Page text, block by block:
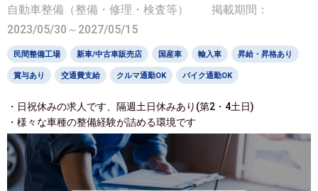
自動車整備（整備・修理・検査等）
掲載期間：
2023/05/30～2027/05/15
民間整備工場 新車/中古車販売店 国産車 輸入車 昇給・昇格あり
賞与あり 交通費支給 クルマ通勤OK バイク通勤OK
・日祝休みの求人です、隔週土日休みあり(第2・4土日)
・様々な車種の整備経験が詰める環境です